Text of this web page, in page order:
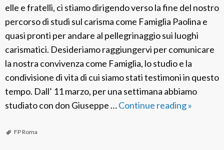
l
a
B
e
a
t
a
V
elle e fratelli, ci stiamo dirigendo verso la fine del nostro
percorso di studi sul carisma come Famiglia Paolina e
quasi pronti per andare al pellegrinaggio sui luoghi
carismatici. Desideriamo raggiungervi per comunicare
la nostra convivenza come Famiglia, lo studio e la
condivisione di vita di cui siamo stati testimoni in questo
tempo. Dall’ 11 marzo, per una settimana abbiamo
studiato con don Giuseppe …Continue readingB
»
FP Roma